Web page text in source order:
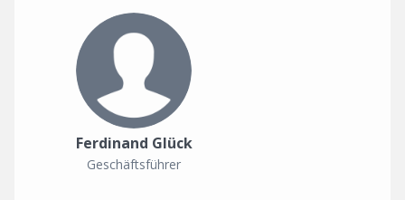
Ferdinand Glück
Geschäftsführer